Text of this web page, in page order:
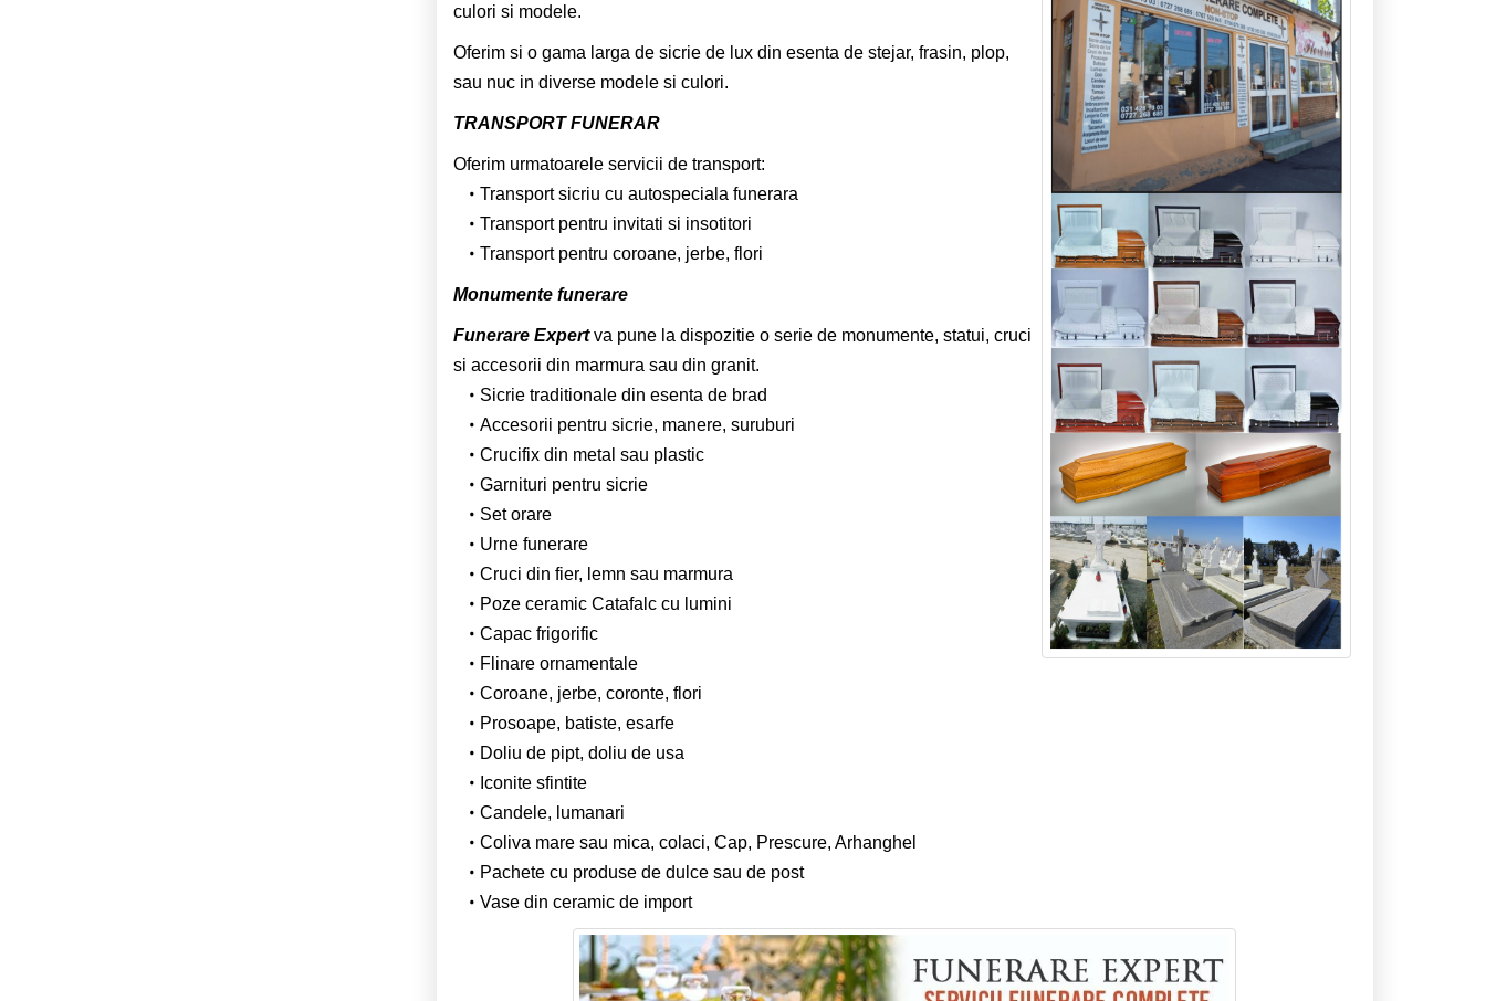
culori si modele.
Oferim si o gama larga de sicrie de lux din esenta de stejar, frasin, plop,
sau nuc in diverse modele si culori.
TRANSPORT FUNERAR
Oferim urmatoarele servicii de transport:
Transport sicriu cu autospeciala funerara
Transport pentru invitati si insotitori
Transport pentru coroane, jerbe, flori
Monumente funerare
Funerare Expertva pune la dispozitie o serie de monumente, statui, cruci
si accesorii din marmura sau din granit.
Sicrie traditionale din esenta de brad
Accesorii pentru sicrie, manere, suruburi
Crucifix din metal sau plastic
Garnituri pentru sicrie
Set orare
Urne funerare
Cruci din fier, lemn sau marmura
Poze ceramic Catafalc cu lumini
Capac frigorific
Flinare ornamentale
Coroane, jerbe, coronte, flori
Prosoape, batiste, esarfe
Doliu de pipt, doliu de usa
Iconite sfintite
Candele, lumanari
Coliva mare sau mica, colaci, Cap, Prescure, Arhanghel
Pachete cu produse de dulce sau de post
Vase din ceramic de import